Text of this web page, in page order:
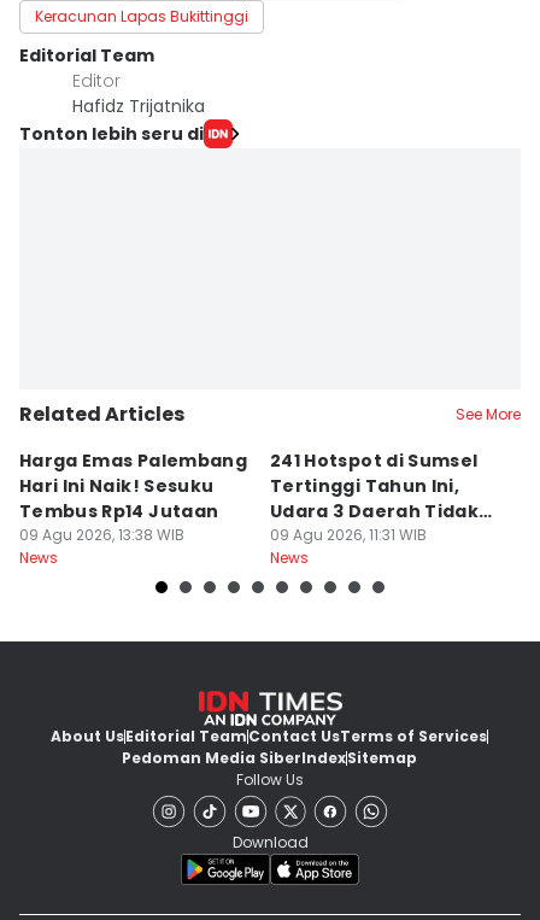
Keracunan Lapas Bukittinggi
Editorial Team
Editor
Hafidz Trijatnika
Tonton lebih seru di
Related Articles See More
Harga Emas Palembang
Hari Ini Naik! Sesuku
Tembus Rp14 Jutaan
09 Agu 2026, 13:38 WIB
News
241 Hotspot di Sumsel
Tertinggi Tahun Ini,
Udara 3 Daerah Tidak
Sehat
09 Agu 2026, 11:31 WIB
News
About UsEditorial TeamContact UsTerms of Services
Pedoman Media SiberIndexSitemap
Follow Us
Download